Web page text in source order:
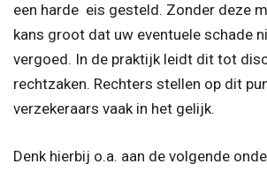
een harde eis gesteld. Zonder deze
kans groot dat uw eventuele schade
vergoed. In de praktijk leidt dit tot
rechtzaken. Rechters stellen op dit
verzekeraars vaak in het gelijk.
Denk hierbij o.a. aan de volgende